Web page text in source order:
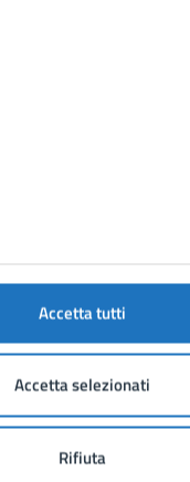
Accetta tutti
Accetta selezionati
Rifiuta
Manduria